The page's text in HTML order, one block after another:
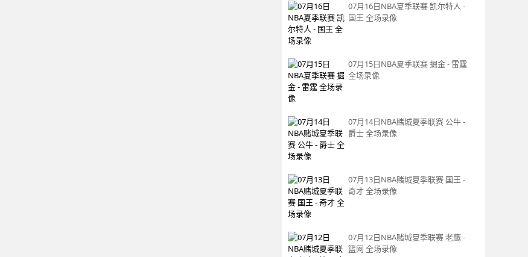
07月16日NBA夏季联赛 凯尔特人 -
国王 全场录像
07月15日NBA夏季联赛 掘金 - 雷霆
全场录像
07月14日NBA赌城夏季联赛 公牛 -
爵士 全场录像
07月13日NBA赌城夏季联赛 国王 -
奇才 全场录像
07月12日NBA赌城夏季联赛 老鹰 -
篮网 全场录像